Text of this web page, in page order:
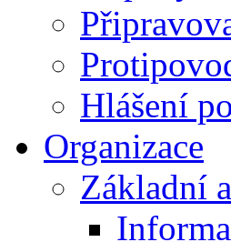
Hlášení
Organizace
Základní